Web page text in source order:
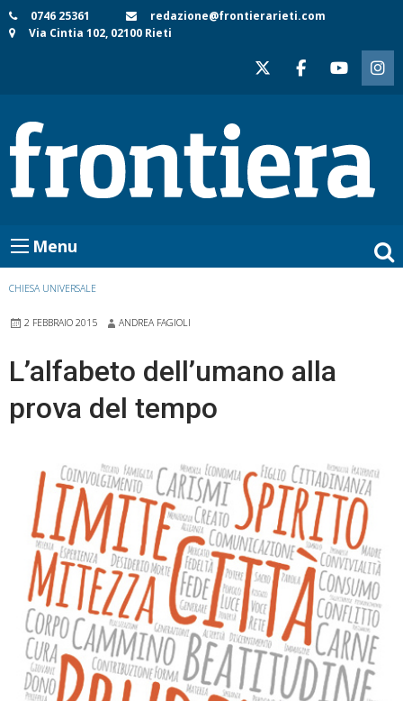
Skip
to
0746 25361
redazione@frontierarieti.com
Via Cintia 102, 02100 Rieti
Menu
CHIESA UNIVERSALE
2 FEBBRAIO 2015 ANDREA FAGIOLI
L’alfabeto dell’umano alla
prova del tempo